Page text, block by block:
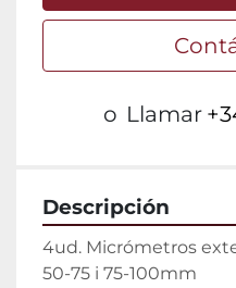
o Llamar
Descripción
4ud. Micrómetros
50-75 i 75-100mm